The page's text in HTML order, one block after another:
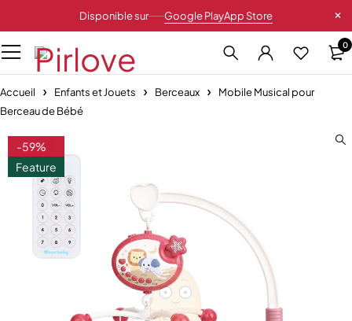
Disponible sur Google PlayApp Store
0
Accueil Enfants et Jouets Berceaux
Mobile Musical pour
Berceau de Bébé
-59%
Feature